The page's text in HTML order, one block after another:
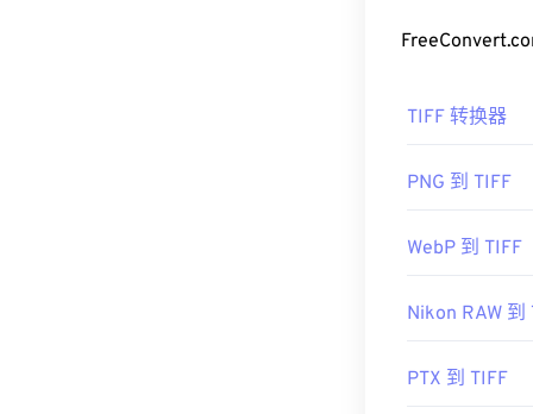
们的 TIFF 转
也可用于打开
开发者：
TIFF 转换器
PNG 到 TIFF
WebP 到 TIFF
Nikon RAW 到
PTX 到 TIFF